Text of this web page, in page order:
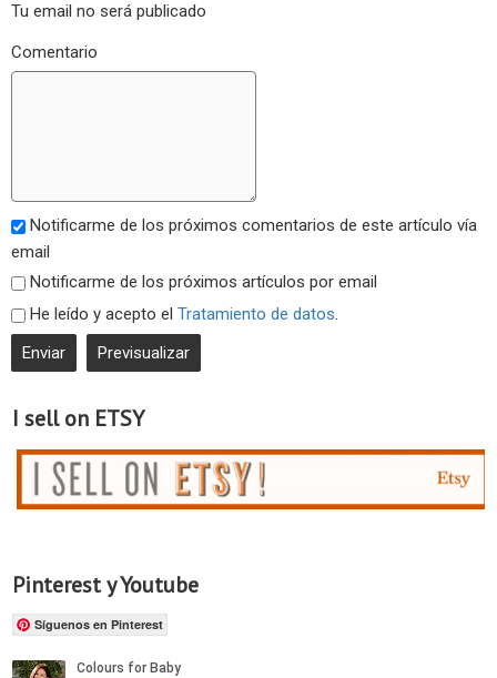
I sell on ETSY
Pinterest y Youtube
Síguenos en Pinterest
Tu email no será publicado
Comentario
Notificarme de los próximos comentarios de este artículo vía
email
Notificarme de los próximos artículos por email
He leído y acepto el Tratamiento de datos.